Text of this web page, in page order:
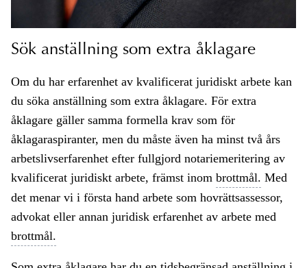
Sök anställning som extra åklagare
Om du har erfarenhet av kvalificerat juridiskt arbete kan
du söka anställning som extra åklagare. För extra
åklagare gäller samma formella krav som för
åklagaraspiranter, men du måste även ha minst två års
arbetslivserfarenhet efter fullgjord notariemeritering av
kvalificerat juridiskt arbete, främst inom brottmål. Med
det menar vi i första hand arbete som hovrättsassessor,
advokat eller annan juridisk erfarenhet av arbete med
brottmål.